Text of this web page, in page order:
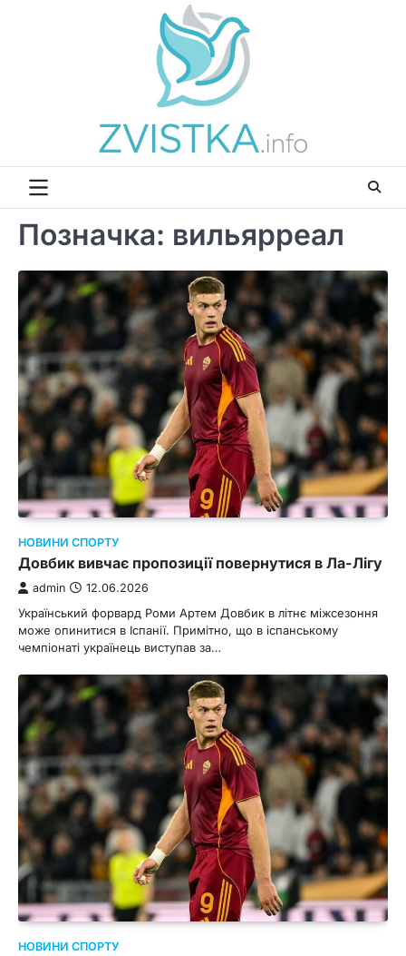
Позначка: вильярреал
НОВИНИ СПОРТУ
Довбик вивчає пропозиції повернутися в Ла-Лігу
admin 12.06.2026
Український форвард Роми Артем Довбик в літнє міжсезоння
може опинитися в Іспанії. Примітно, що в іспанському
чемпіонаті українець виступав за…
НОВИНИ СПОРТУ